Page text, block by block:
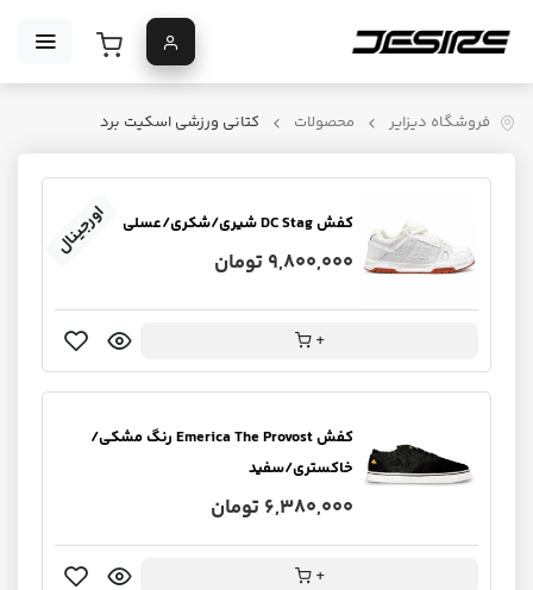
فروشگاه دیزایر محصولات کتانی ورزشی اسکیت برد
کفش DC Stag شیری/شکری/عسلی
9,800,000 تومان
+
اورجینال
کفش Emerica The Provost رنگ مشکی/
خاکستری/سفید
6,380,000 تومان
+